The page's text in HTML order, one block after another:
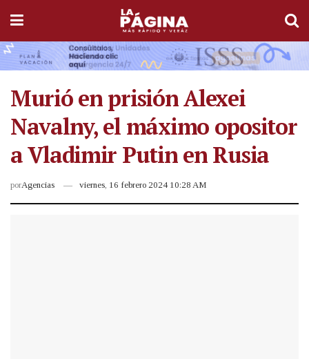
Murió en prisión Alexei
Navalny, el máximo opositor
a Vladimir Putin en Rusia
porAgencias viernes, 16 febrero 2024 10:28 AM